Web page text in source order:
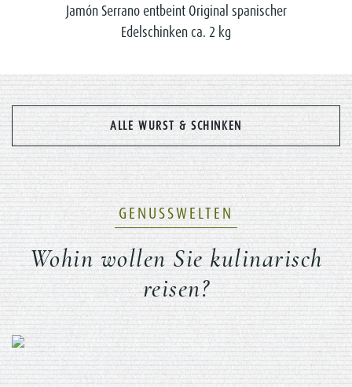
Jamón Serrano entbeint Original spanischer
Edelschinken ca. 2 kg
ALLE WURST & SCHINKEN
GENUSSWELTEN
Wohin wollen Sie kulinarisch
reisen?